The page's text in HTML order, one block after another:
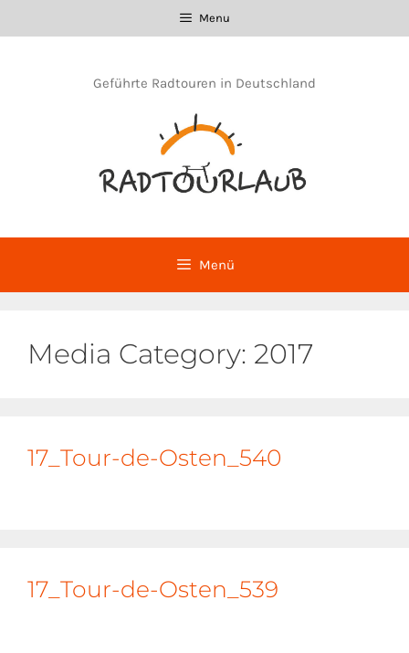
Inhalt
Menu
Geführte Radtouren in Deutschland
Menü
Media Category: 2017
17_Tour-de-Osten_540
17_Tour-de-Osten_539